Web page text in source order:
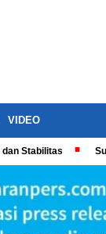
VIDEO
Stabilitas